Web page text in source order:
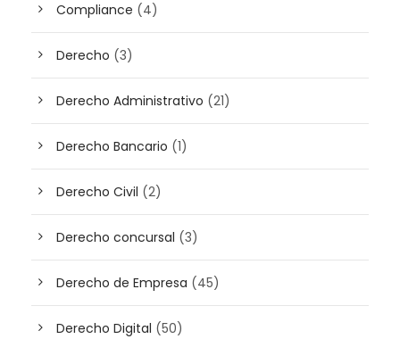
Compliance (4)
Derecho (3)
Derecho Administrativo (21)
Derecho Bancario (1)
Derecho Civil (2)
Derecho concursal (3)
Derecho de Empresa (45)
Derecho Digital (50)